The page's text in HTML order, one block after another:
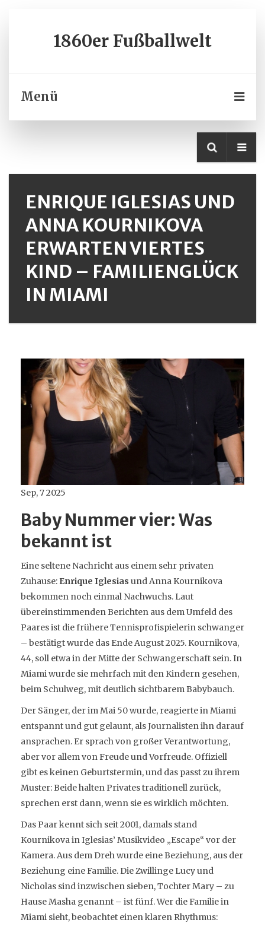
1860er Fußballwelt
Menü
ENRIQUE IGLESIAS UND
ANNA KOURNIKOVA
ERWARTEN VIERTES
KIND – FAMILIENGLÜCK
IN MIAMI
Sep, 7 2025
Baby Nummer vier: Was
bekannt ist
Eine seltene Nachricht aus einem sehr privaten
Zuhause: Enrique Iglesias und Anna Kournikova
bekommen noch einmal Nachwuchs. Laut
übereinstimmenden Berichten aus dem Umfeld des
Paares ist die frühere Tennisprofispielerin schwanger
– bestätigt wurde das Ende August 2025. Kournikova,
44, soll etwa in der Mitte der Schwangerschaft sein. In
Miami wurde sie mehrfach mit den Kindern gesehen,
beim Schulweg, mit deutlich sichtbarem Babybauch.
Der Sänger, der im Mai 50 wurde, reagierte in Miami
entspannt und gut gelaunt, als Journalisten ihn darauf
ansprachen. Er sprach von großer Verantwortung,
aber vor allem von Freude und Vorfreude. Offiziell
gibt es keinen Geburtstermin, und das passt zu ihrem
Muster: Beide halten Privates traditionell zurück,
sprechen erst dann, wenn sie es wirklich möchten.
Das Paar kennt sich seit 2001, damals stand
Kournikova in Iglesias’ Musikvideo „Escape“ vor der
Kamera. Aus dem Dreh wurde eine Beziehung, aus der
Beziehung eine Familie. Die Zwillinge Lucy und
Nicholas sind inzwischen sieben, Tochter Mary – zu
Hause Masha genannt – ist fünf. Wer die Familie in
Miami sieht, beobachtet einen klaren Rhythmus: